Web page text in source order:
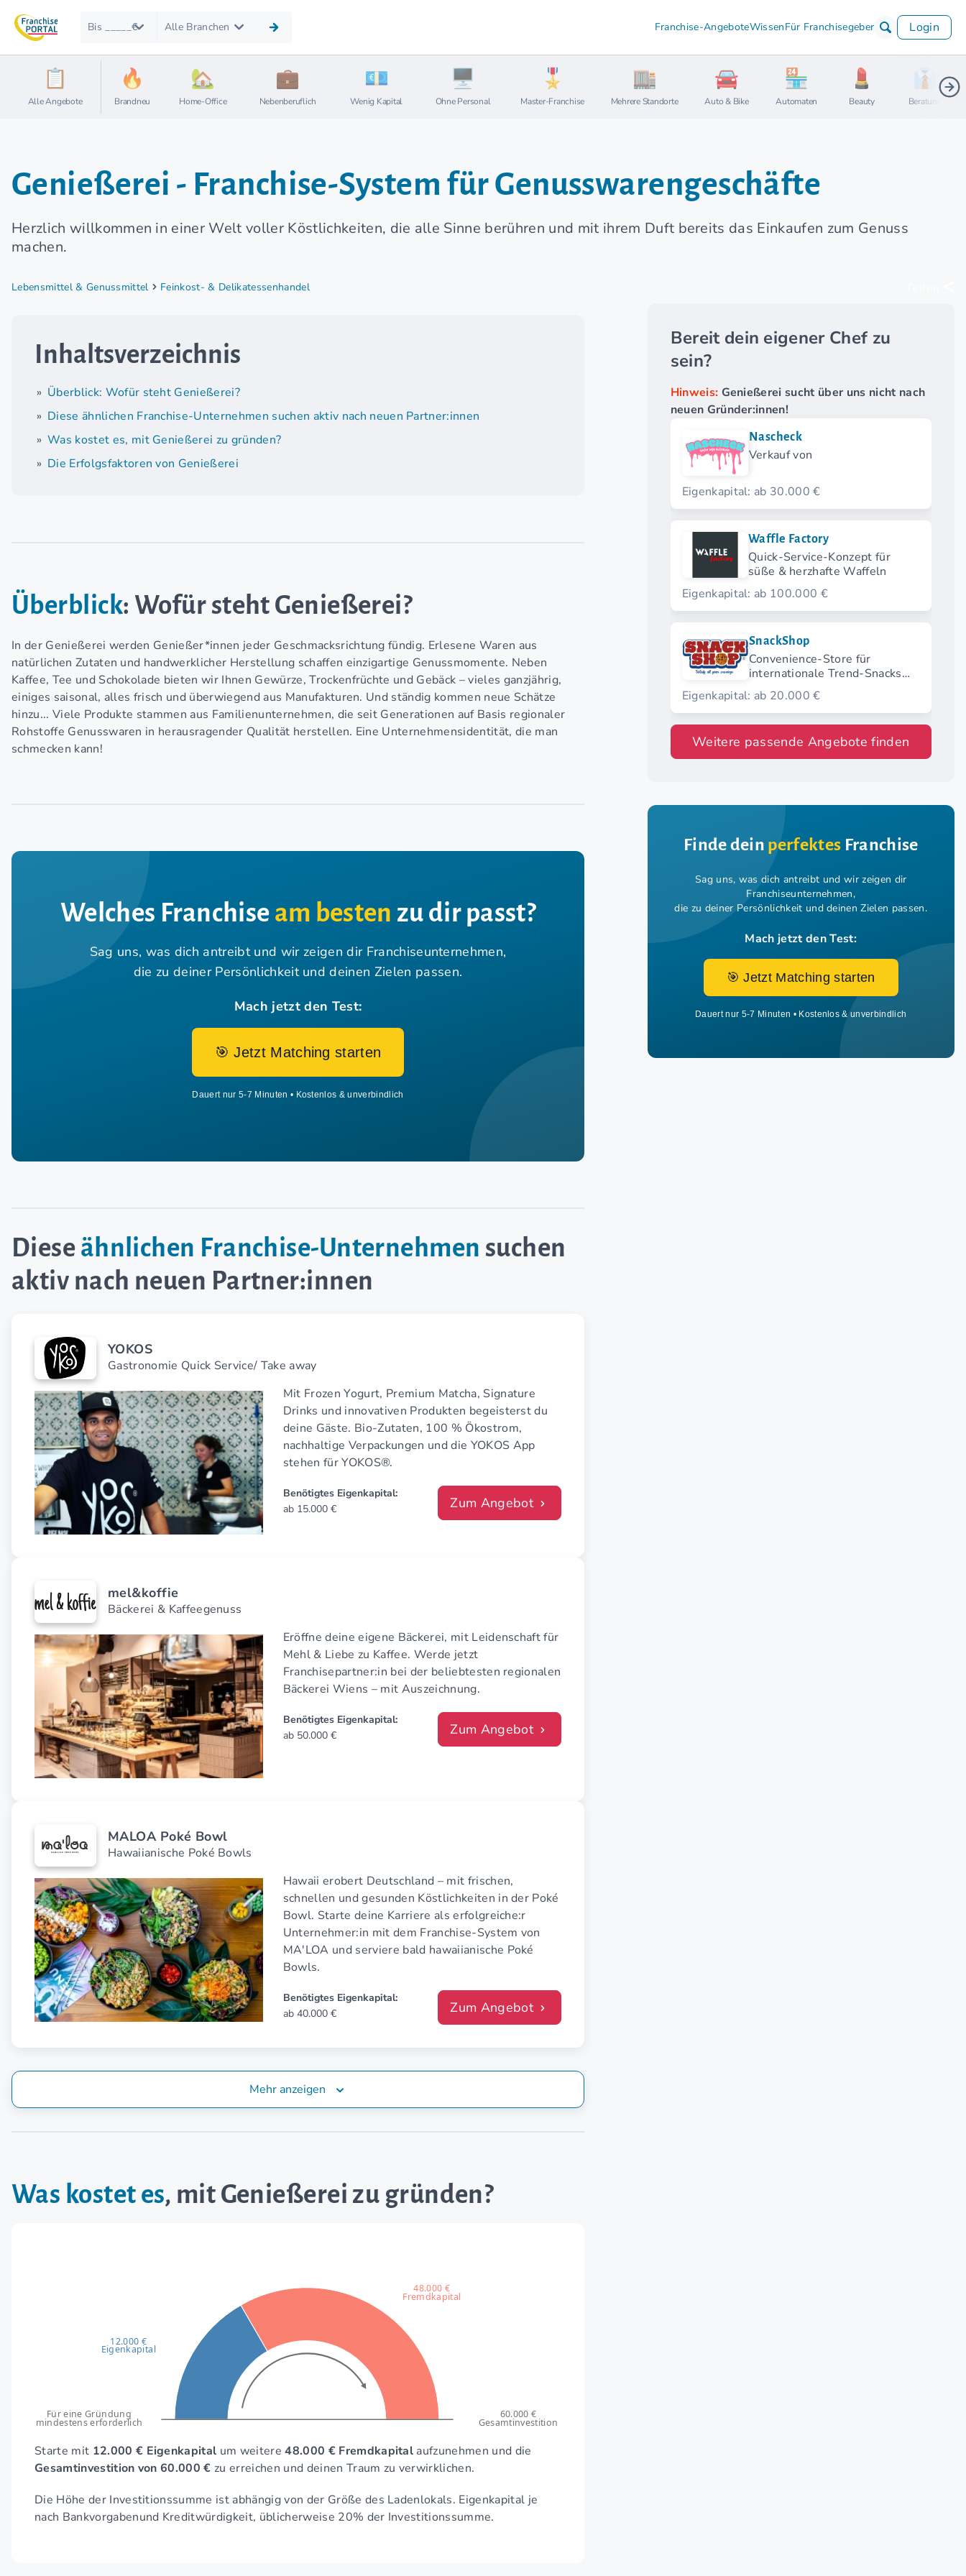
Bis _____€ Alle Branchen Franchise-AngeboteWissenFür Franchisegeber Login
Alle Angebote Brandneu Home-Office Nebenberuflich Wenig Kapital Ohne Personal Master-Franchise Mehrere Standorte Auto & Bike Automaten Beauty Beratung
Genießerei - Franchise-System für Genusswarengeschäfte
Herzlich willkommen in einer Welt voller Köstlichkeiten, die alle Sinne berühren und mit ihrem Duft bereits das Einkaufen zum Genuss
machen.
Lebensmittel & Genussmittel Feinkost- & Delikatessenhandel
Inhaltsverzeichnis
Überblick: Wofür steht Genießerei?
Diese ähnlichen Franchise-Unternehmen suchen aktiv nach neuen Partner:innen
Was kostet es, mit Genießerei zu gründen?
Die Erfolgsfaktoren von Genießerei
Überblick: Wofür steht Genießerei?
In der Genießerei werden Genießer*innen jeder Geschmacksrichtung fündig. Erlesene Waren aus
natürlichen Zutaten und handwerklicher Herstellung schaffen einzigartige Genussmomente. Neben
Kaffee, Tee und Schokolade bieten wir Ihnen Gewürze, Trockenfrüchte und Gebäck – vieles ganzjährig,
einiges saisonal, alles frisch und überwiegend aus Manufakturen. Und ständig kommen neue Schätze
hinzu... Viele Produkte stammen aus Familienunternehmen, die seit Generationen auf Basis regionaler
Rohstoffe Genusswaren in herausragender Qualität herstellen. Eine Unternehmensidentität, die man
schmecken kann!
Welches Franchise am besten zu dir passt?
Sag uns, was dich antreibt und wir zeigen dir Franchiseunternehmen,
die zu deiner Persönlichkeit und deinen Zielen passen.
Mach jetzt den Test:
🎯 Jetzt Matching starten
Dauert nur 5-7 Minuten • Kostenlos & unverbindlich
Diese ähnlichen Franchise-Unternehmen suchen
aktiv nach neuen Partner:innen
YOKOS
Gastronomie Quick Service/ Take away
Mit Frozen Yogurt, Premium Matcha, Signature
Drinks und innovativen Produkten begeisterst du
deine Gäste. Bio-Zutaten, 100 % Ökostrom,
nachhaltige Verpackungen und die YOKOS App
stehen für YOKOS®.
Benötigtes Eigenkapital:
ab 15.000 €
Zum Angebot
mel&koffie
Bäckerei & Kaffeegenuss
Eröffne deine eigene Bäckerei, mit Leidenschaft für
Mehl & Liebe zu Kaffee. Werde jetzt
Franchisepartner:in bei der beliebtesten regionalen
Bäckerei Wiens – mit Auszeichnung.
Benötigtes Eigenkapital:
ab 50.000 €
Zum Angebot
MALOA Poké Bowl
Hawaiianische Poké Bowls
Hawaii erobert Deutschland – mit frischen,
schnellen und gesunden Köstlichkeiten in der Poké
Bowl. Starte deine Karriere als erfolgreiche:r
Unternehmer:in mit dem Franchise-System von
MA'LOA und serviere bald hawaiianische Poké
Bowls.
Benötigtes Eigenkapital:
ab 40.000 €
Zum Angebot
Mehr anzeigen
Was kostet es, mit Genießerei zu gründen?
48.000 €
Fremdkapital
12.000 €
Eigenkapital
Für eine Gründung
mindestens erforderlich
60.000 €
Gesamtinvestition
Starte mit 12.000 € Eigenkapital um weitere48.000 € Fremdkapital aufzunehmen und die
Gesamtinvestition von 60.000 € zu erreichen und deinen Traum zu verwirklichen.
Die Höhe der Investitionssumme ist abhängig von der Größe des Ladenlokals. Eigenkapital je
nach Bankvorgabenund Kreditwürdigkeit, üblicherweise 20% der Investitionssumme.
Bereit dein eigener Chef zu
sein?
Hinweis: Genießerei sucht über uns nicht nach
neuen Gründer:innen!
Nascheck
Verkauf von
Eigenkapital: ab 30.000 €
Waffle Factory
Quick-Service-Konzept für
süße & herzhafte Waffeln
Eigenkapital: ab 100.000 €
SnackShop
Convenience-Store für
internationale Trend-Snacks
und limitierte Importprodukte
Eigenkapital: ab 20.000 €
Weitere passende Angebote finden
Finde dein perfektes Franchise
Sag uns, was dich antreibt und wir zeigen dir
Franchiseunternehmen,
die zu deiner Persönlichkeit und deinen Zielen passen.
Mach jetzt den Test:
🎯 Jetzt Matching starten
Dauert nur 5-7 Minuten • Kostenlos & unverbindlich